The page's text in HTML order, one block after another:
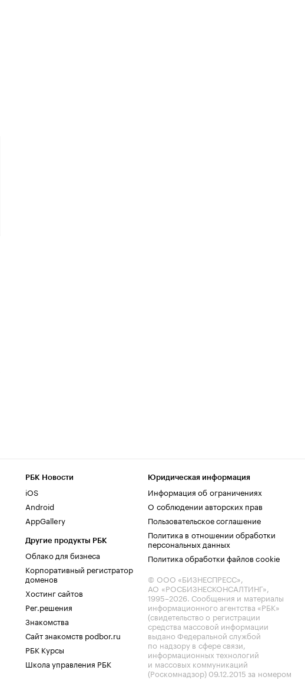
РБК Новости
iOS
Android
AppGallery
Другие продукты РБК
Облако для бизнеса
Корпоративный регистратор
доменов
Хостинг сайтов
Рег.решения
Знакомства
Сайт знакомств podbor.ru
РБК Курсы
Школа управления РБК
Юридическая информация
Информация об ограничениях
О соблюдении авторских прав
Пользовательское соглашение
Политика в отношении обработки
персональных данных
Политика обработки файлов cookie
© ООО «БИЗНЕСПРЕСС»,
АО «РОСБИЗНЕСКОНСАЛТИНГ»,
1995–2026. Сообщения и материалы
информационного агентства «РБК»
(свидетельство о регистрации
средства массовой информации
выдано Федеральной службой
по надзору в сфере связи,
информационных технологий
и массовых коммуникаций
(Роскомнадзор) 09.12.2015 за номером